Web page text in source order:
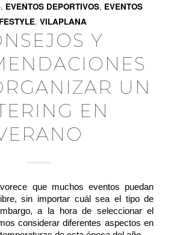
, EVENTOS DEPORTIVOS, EVENTOS
, VILAPLANA
Y
UN
EN
que muchos eventos puedan
sin importar cuál sea el tipo de
a la hora de seleccionar el
considerar diferentes aspectos en